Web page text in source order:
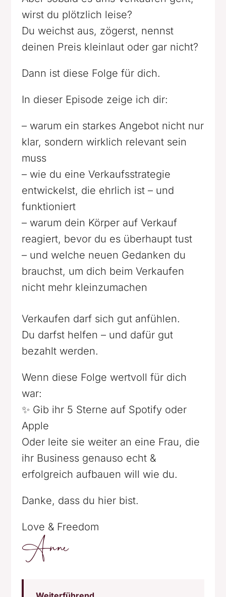
wirst du plötzlich leise?
Du weichst aus, zögerst, nennst
deinen Preis kleinlaut oder gar nicht?
Dann ist diese Folge für dich.
In dieser Episode zeige ich dir:
– warum ein starkes Angebot nicht nur
klar, sondern wirklich relevant sein
muss
– wie du eine Verkaufsstrategie
entwickelst, die ehrlich ist – und
funktioniert
– warum dein Körper auf Verkauf
reagiert, bevor du es überhaupt tust
– und welche neuen Gedanken du
brauchst, um dich beim Verkaufen
nicht mehr kleinzumachen
Verkaufen darf sich gut anfühlen.
Du darfst helfen – und dafür gut
bezahlt werden.
Wenn diese Folge wertvoll für dich
war:
✨ Gib ihr 5 Sterne auf Spotify oder
Apple
Oder leite sie weiter an eine Frau, die
ihr Business genauso echt &
erfolgreich aufbauen will wie du.
Danke, dass du hier bist.
Love & Freedom
Anne